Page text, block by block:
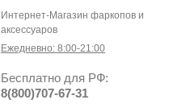
Интернет-Магазин фаркопов и
аксессуаров
Ежедневно: 8:00-21:00
Бесплатно для РФ:
8(800)707-67-31